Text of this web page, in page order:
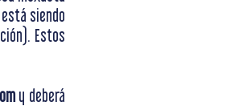
siendo
Estos
y deberá